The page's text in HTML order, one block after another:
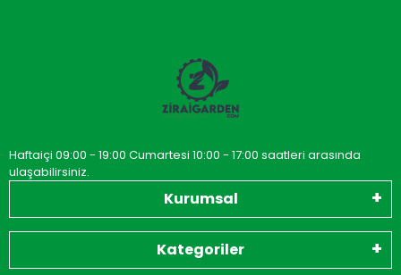
Haftaiçi 09:00 - 19:00 Cumartesi 10:00 - 17:00 saatleri arasında
ulaşabilirsiniz.
Kurumsal
Kategoriler